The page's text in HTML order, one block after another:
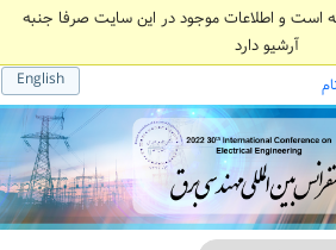
است و اطلاعات موجود در این سایت صرفا جنبه
آرشیو دارد
English